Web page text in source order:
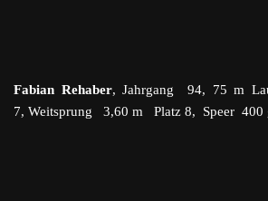
Fabian Rehaber, Jahrgang 94, 75 m
7, Weitsprung 3,60 m Platz 8, Speer